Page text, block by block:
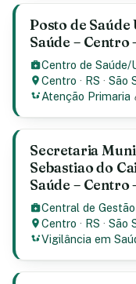
Posto de Saúde
Saúde – Centro
Centro de Saúde/
Centro · RS ·São
Atenção Primaria
Secretaria
Sebastiao do
Saúde – Centro
Central de
Centro · RS ·São
Vigilância em